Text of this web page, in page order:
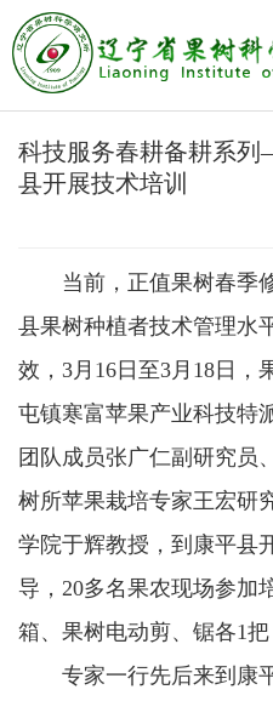
科技服务春耕备耕系
县开展技术培训
当前，正值果树春季
县果树种植者技术管理水
效，3月16日至3月18日，
屯镇寒富苹果产业科技特
团队成员张广仁副研究员
树所苹果栽培专家王宏研
学院于辉教授，到康平县
导，20多名果农现场参加
箱、果树电动剪、锯各1把
专家一行先后来到康